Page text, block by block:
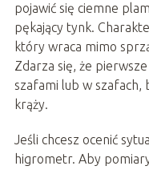
pojawić się ciemne
pękający tynk.
który wraca mimo
Zdarza się, że
szafami lub w
krąży.
Jeśli chcesz ocenić
higrometr. Aby